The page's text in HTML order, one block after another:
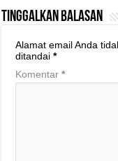
Tinggalkan Balasan
Alamat email Anda
ditandai*
Komentar*